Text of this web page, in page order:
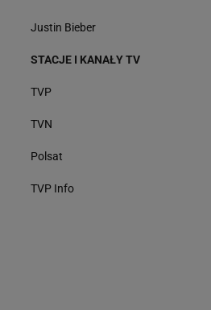
Justin Bieber
STACJE I KANAŁY TV
TVP
TVN
Polsat
TVP Info